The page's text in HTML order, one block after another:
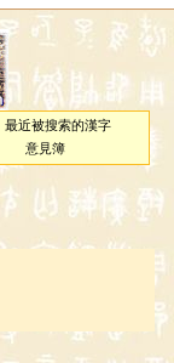
最近被搜索的漢字
意見簿